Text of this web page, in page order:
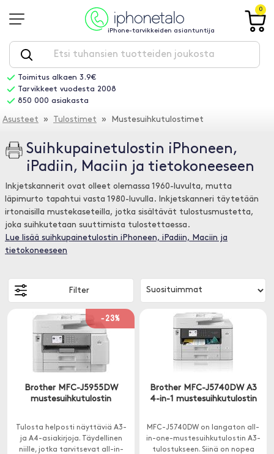
iPhone-tarvikkeiden asiantuntija
0
Toimitus alkaen 3.9€
Tarvikkeet vuodesta 2008
850 000 asiakasta
Asusteet » Tulostimet » Mustesuihkutulostimet
Suihkupainetulostin iPhoneen,
iPadiin, Maciin ja tietokoneeseen
Inkjetskannerit ovat olleet olemassa 1960-luvulta, mutta
läpimurto tapahtui vasta 1980-luvulla. Inkjetskanneri täytetään
irtonaisilla mustekaseteilla, jotka sisältävät tulostusmustetta,
joka suihkutetaan suuttimista tulostettaessa.
Lue lisää suihkupainetulostin iPhoneen, iPadiin, Maciin ja
tietokoneeseen
Filter
-23%
Brother MFC-J5955DW
mustesuihkutulostin
Tulosta helposti näyttäviä A3-
ja A4-asiakirjoja. Täydellinen
niille, jotka tarvitsevat all-in-
Brother MFC-J5740DW A3
4-in-1 mustesuihkutulostin
MFC-J5740DW on langaton all-
in-one-mustesuihkutulostin A3-
tulostukseen. Siinä on nopea